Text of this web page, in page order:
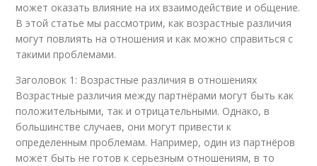
может оказать влияние на их взаимодействие и общение.
В этой статье мы рассмотрим, как возрастные различия
могут повлиять на отношения и как можно справиться с
такими проблемами.
Заголовок 1: Возрастные различия в отношениях
Возрастные различия между партнёрами могут быть как
положительными, так и отрицательными. Однако, в
большинстве случаев, они могут привести к
определенным проблемам. Например, один из партнёров
может быть не готов к серьезным отношениям, в то